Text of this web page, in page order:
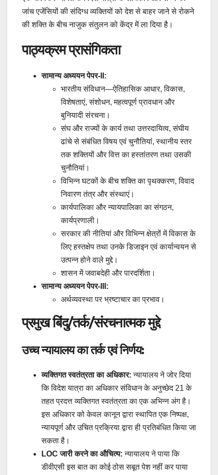
जांच एजेंसियों की संदिग्ध व्यक्तियों को देश से बाहर जाने से रोकने
की शक्ति के बीच नाजुक संतुलन को केंद्र में ला दिया है।
पाठ्यक्रम प्रासंगिकता
सामान्य अध्ययन पेपर-II:
भारतीय संविधान—ऐतिहासिक आधार, विकास,
विशेषताएं, संशोधन, महत्वपूर्ण प्रावधान और
बुनियादी संरचना।
संघ और राज्यों के कार्य तथा उत्तरदायित्व, संघीय
ढांचे से संबंधित विषय एवं चुनौतियां, स्थानीय स्तर
तक शक्तियों और वित्त का हस्तांतरण तथा उसकी
चुनौतियां।
विभिन्न घटकों के बीच शक्ति का पृथक्करण, विवाद
निवारण तंत्र और संस्थाएं।
कार्यपालिका और न्यायपालिका का संगठन,
कार्यप्रणाली।
सरकार की नीतियां और विभिन्न क्षेत्रों में विकास के
लिए हस्तक्षेप तथा उनके डिजाइन एवं कार्यान्वयन से
उत्पन्न होने वाले मुद्दे।
शासन में जवाबदेही और पारदर्शिता।
सामान्य अध्ययन पेपर-III:
अर्थव्यवस्था पर भ्रष्टाचार का प्रभाव।
प्रमुख बिंदु/तर्क/संरचनात्मक मुद्दे
उच्च न्यायालय का तर्क एवं निर्णय:
व्यक्तिगत स्वतंत्रता का अधिकार: न्यायालय ने जोर दिया
कि विदेश यात्रा का अधिकार संविधान के अनुच्छेद 21 के
तहत प्रदत्त व्यक्तिगत स्वतंत्रता का एक अभिन्न अंग है।
इस अधिकार को केवल कानून द्वारा स्थापित एक निष्पक्ष,
न्यायपूर्ण और उचित प्रक्रिया द्वारा ही प्रतिबंधित किया जा
सकता है।
LOC जारी करने का औचित्य: न्यायालय ने पाया कि
डीवीएसी इस बात का कोई ठोस सबूत पेश नहीं कर पाया